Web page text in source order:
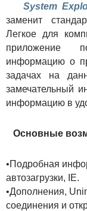
System
заменит
Легкое для
приложение
информацию о
задачах на
замечательный
информацию в
Основные
•Подробная
автозагрузки, IE.
•Дополнения,
соединения и